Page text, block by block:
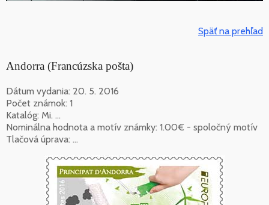
Späť na prehľad
Andorra (Francúzska pošta)
Dátum vydania: 20. 5. 2016
Počet známok: 1
Katalóg: Mi. ...
Nominálna hodnota a motív známky: 1.00€ - spoločný motív
Tlačová úprava: ...